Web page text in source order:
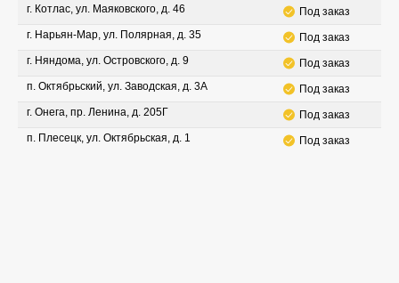
г. Котлас, ул. Маяковского, д. 46
Под заказ
г. Нарьян-Мар, ул. Полярная, д. 35
Под заказ
г. Няндома, ул. Островского, д. 9
Под заказ
п. Октябрьский, ул. Заводская, д. 3А
Под заказ
г. Онега, пр. Ленина, д. 205Г
Под заказ
п. Плесецк, ул. Октябрьская, д. 1
Под заказ